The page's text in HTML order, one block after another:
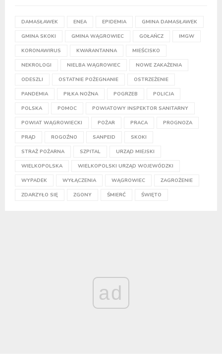
DAMASŁAWEK ENEA EPIDEMIA GMINA DAMASŁAWEK
GMINA SKOKI GMINA WĄGROWIEC GOŁAŃCZ IMGW
KORONAWIRUS KWARANTANNA MIEŚCISKO
NEKROLOGI NIELBA WĄGROWIEC NOWE ZAKAŻENIA
ODESZLI OSTATNIE POŻEGNANIE OSTRZEŻENIE
PANDEMIA PIŁKA NOŻNA POGRZEB POLICJA
POLSKA POMOC POWIATOWY INSPEKTOR SANITARNY
POWIAT WĄGROWIECKI POŻAR PRACA PROGNOZA
PRĄD ROGOŹNO SANPEID SKOKI
STRAŻ POŻARNA SZPITAL URZĄD MIEJSKI
WIELKOPOLSKA WIELKOPOLSKI URZĄD WOJEWÓDZKI
WYPADEK WYŁĄCZENIA WĄGROWIEC ZAGROŻENIE
ZDARZYŁO SIĘ ZGONY ŚMIERĆ ŚWIĘTO
ad